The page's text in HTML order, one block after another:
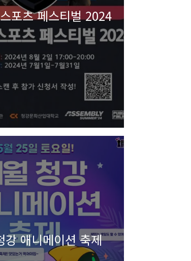
포츠 페스티벌 2024
강 애니메이션 축제